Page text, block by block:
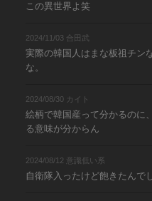
この異世界よ笑
2024/11/03 合田武
実際の韓国人はまな板祖チン
な。
2024/08/30 カイト
絵柄で韓国産って分かるのに
る意味が分からん
2024/08/12 意識低い系
自衛隊入ったけど飽きたんで